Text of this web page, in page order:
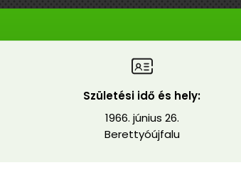
Születési idő és hely:
1966. június 26.
Berettyóújfalu